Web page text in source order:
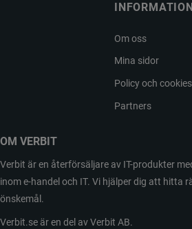
INFORMATION
Om oss
Mina sidor
Policy och cookies
Partners
OM VERBIT
Verbit är en återförsäljare av IT-produkter
inom e-handel och IT. Vi hjälper dig att hitta
önskemål.
Verbit.se är en del av Verbit AB.